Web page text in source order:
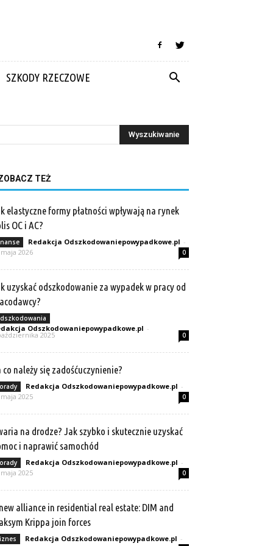
SZKODY RZECZOWE
TEŻ
elastyczne formy płatności wpływają na rynek
OC i AC?
Redakcja Odszkodowaniepowypadkowe.pl -
2026
0
uzyskać odszkodowanie za wypadek w pracy od
Odszkodowaniepowypadkowe.pl -
2025 0
co należy się zadośćuczynienie?
Redakcja Odszkodowaniepowypadkowe.pl -
2025
0
na drodze? Jak szybko i skutecznie uzyskać
i naprawić samochód
Redakcja Odszkodowaniepowypadkowe.pl -
2025
0
alliance in residential real estate: DIM and
Krippa join forces
Redakcja Odszkodowaniepowypadkowe.pl -